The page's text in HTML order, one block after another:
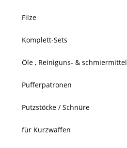
Filze
Komplett-Sets
Öle , Reiniguns- & schmiermittel
Pufferpatronen
Putzstöcke / Schnüre
für Kurzwaffen